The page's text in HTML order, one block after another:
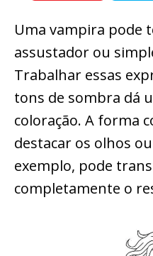
Uma vampira pode
assustador ou
Trabalhar essas
tons de sombra dá
coloração. A forma
destacar os olhos
exemplo, pode
completamente o